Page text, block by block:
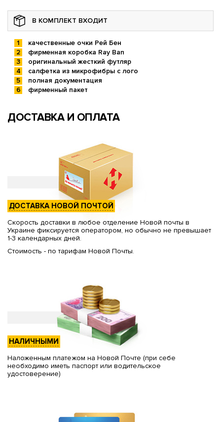
В КОМПЛЕКТ ВХОДИТ
качественные очки Рей Бен
фирменная коробка Ray Ban
оригинальный жесткий футляр
салфетка из микрофибры с лого
полная документация
фирменный пакет
ДОСТАВКА И ОПЛАТА
ДОСТАВКА НОВОЙ ПОЧТОЙ
Скорость доставки в любое отделение Новой почты в
Украине фиксируется оператором, но обычно не превышает
1-3 календарных дней.
Стоимость - по тарифам Новой Почты.
НАЛИЧНЫМИ
Наложенным платежом на Новой Почте (при себе
необходимо иметь паспорт или водительское
удостоверение)